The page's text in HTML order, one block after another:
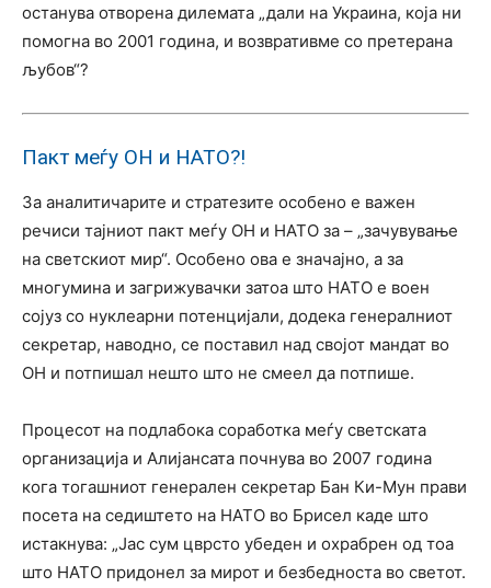
останува отворена дилемата „дали на Украина, која ни
помогна во 2001 година, и возвративме со претерана
љубов“?
Пакт меѓу ОН и НАТО?!
За аналитичарите и стратезите особено е важен
речиси тајниот пакт меѓу ОН и НАТО за – „зачувување
на светскиот мир“. Особено ова е значајно, а за
многумина и загрижувачки затоа што НАТО е воен
сојуз со нуклеарни потенцијали, додека генералниот
секретар, наводно, се поставил над својот мандат во
ОН и потпишал нешто што не смеел да потпише.
Процесот на подлабока соработка меѓу светската
организација и Алијансата почнува во 2007 година
кога тогашниот генерален секретар Бан Ки-Мун прави
посета на седиштето на НАТО во Брисел каде што
истакнува: „Јас сум цврсто убеден и охрабрен од тоа
што НАТО придонел за мирот и безбедноста во светот.